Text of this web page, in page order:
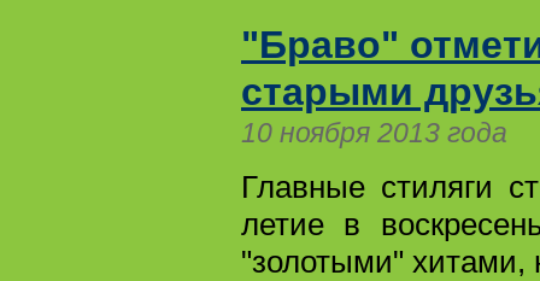
"Браво"
старыми
10 ноября 2013 года
Главные стиляги
летие в
"золотыми" хитами,